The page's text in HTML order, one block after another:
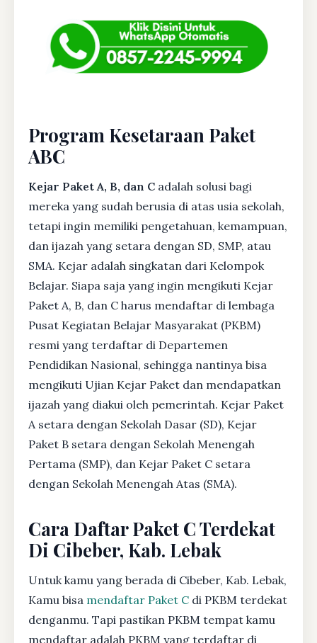
Program Kesetaraan Paket
ABC
Kejar Paket A, B, dan C adalah solusi bagi
mereka yang sudah berusia di atas usia sekolah,
tetapi ingin memiliki pengetahuan, kemampuan,
dan ijazah yang setara dengan SD, SMP, atau
SMA. Kejar adalah singkatan dari Kelompok
Belajar. Siapa saja yang ingin mengikuti Kejar
Paket A, B, dan C harus mendaftar di lembaga
Pusat Kegiatan Belajar Masyarakat (PKBM)
resmi yang terdaftar di Departemen
Pendidikan Nasional, sehingga nantinya bisa
mengikuti Ujian Kejar Paket dan mendapatkan
ijazah yang diakui oleh pemerintah. Kejar Paket
A setara dengan Sekolah Dasar (SD), Kejar
Paket B setara dengan Sekolah Menengah
Pertama (SMP), dan Kejar Paket C setara
dengan Sekolah Menengah Atas (SMA).
Cara Daftar Paket C Terdekat
Di Cibeber, Kab. Lebak
Untuk kamu yang berada di Cibeber, Kab. Lebak,
Kamu bisa mendaftar Paket C di PKBM terdekat
denganmu. Tapi pastikan PKBM tempat kamu
mendaftar adalah PKBM yang terdaftar di